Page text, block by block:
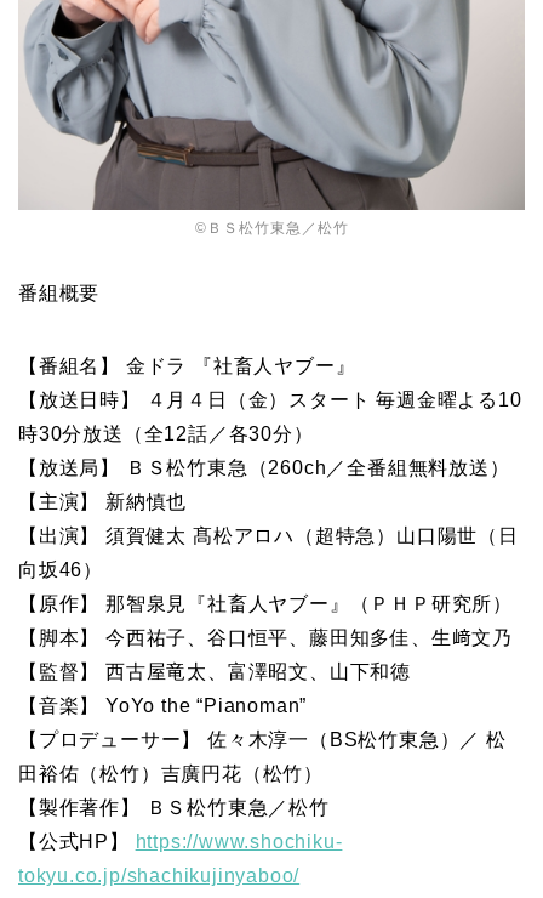
©ＢＳ松竹東急／松竹
番組概要
【番組名】 金ドラ 『社畜人ヤブー』
【放送日時】 ４月４日（金）スタート 毎週金曜よる10
時30分放送（全12話／各30分）
【放送局】 ＢＳ松竹東急（260ch／全番組無料放送）
【主演】 新納慎也
【出演】 須賀健太 髙松アロハ（超特急）山口陽世（日
向坂46）
【原作】 那智泉見『社畜人ヤブー』（ＰＨＰ研究所）
【脚本】 今西祐子、谷口恒平、藤田知多佳、生﨑文乃
【監督】 西古屋竜太、富澤昭文、山下和徳
【音楽】 YoYo the “Pianoman”
【プロデューサー】 佐々木淳一（BS松竹東急）／ 松
田裕佑（松竹）吉廣円花（松竹）
【製作著作】 ＢＳ松竹東急／松竹
【公式HP】
https://www.shochiku-
tokyu.co.jp/shachikujinyaboo/